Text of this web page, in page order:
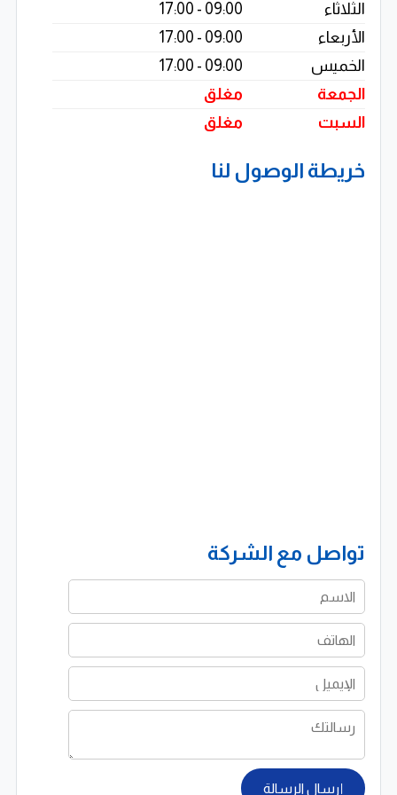
يقدم لك بيئة نظيفة، آمنة وصحية لمنزلك أو مكتبك، مع أعلى
مستويات الجودة والكفاءة التشغيلية.
الثلاثاء
09:00 - 17:00
الأربعاء
09:00 - 17:00
الخميس
09:00 - 17:00
الجمعة
مغلق
السبت
مغلق
خريطة الوصول لنا
تواصل مع الشركة
إرسال الرسالة